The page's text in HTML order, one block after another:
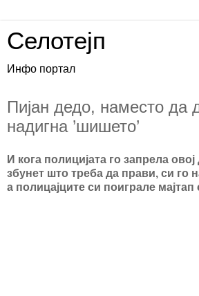
Селотејп
Инфо портал
Пијан дедо, наместо да
надигна ’шишето’
И кога полицијата го запрела
збунет што треба да прави, си го
а полицајците си поиграле мајтап